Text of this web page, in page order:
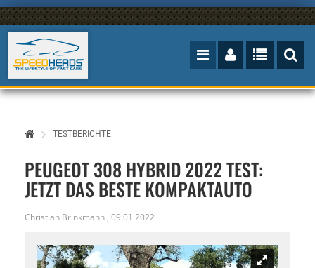
TESTBERICHTE
PEUGEOT 308 HYBRID 2022 TEST:
JETZT DAS BESTE KOMPAKTAUTO
Christian Brinkmann , 09.01.2022